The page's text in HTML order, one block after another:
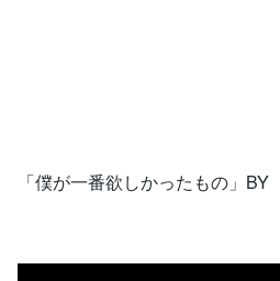
「僕が一番欲しかったもの」